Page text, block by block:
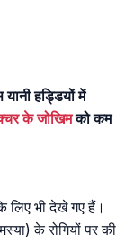
हड्डियों में
के जोखिमको कम
लिए भी देखे गए हैं।
के रोगियों पर की